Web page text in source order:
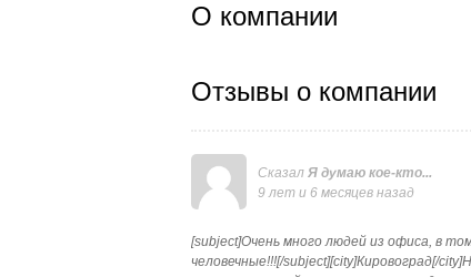
О компании
Отзывы о компании
Сказал Я думаю кое-кто...
9 лет и 6 месяцев назад
[subject]Очень много людей из офиса, в
человечные!!![/subject][city]Кировоград[/